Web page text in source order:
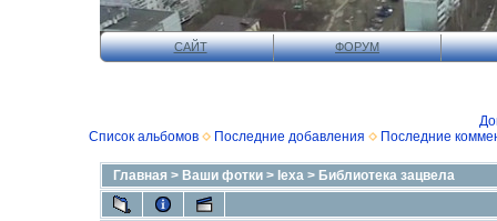
САЙТ ФОРУМ
Список альбомов
Последние добавления Последние
Главная > Ваши фотки > lexa > Библиотека зацвела